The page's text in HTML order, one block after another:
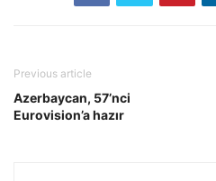
Previous article
Azerbaycan, 57’nci
Eurovision’a hazır